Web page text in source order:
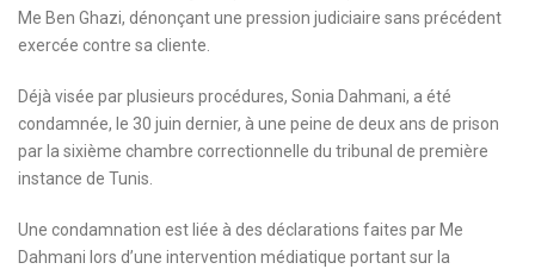
Me Ben Ghazi, dénonçant une pression judiciaire sans précédent
exercée contre sa cliente.
Déjà visée par plusieurs procédures, Sonia Dahmani, a été
condamnée, le 30 juin dernier, à une peine de deux ans de prison
par la sixième chambre correctionnelle du tribunal de première
instance de Tunis.
Une condamnation est liée à des déclarations faites par Me
Dahmani lors d’une intervention médiatique portant sur la